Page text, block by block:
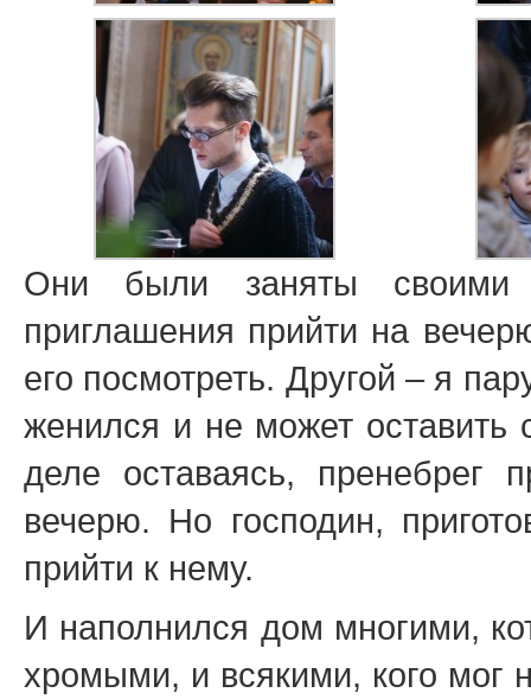
Они были заняты своими
приглашения прийти на
его посмотреть. Другой – я
женился и не может
деле оставаясь, пренебрег
вечерю. Но господин,
прийти к нему.
И наполнился дом многими,
хромыми, и всякими, кого мог